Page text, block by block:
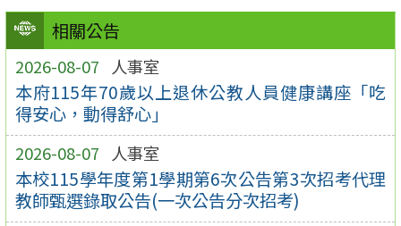
相關公告
2026-08-07 人事室
本府115年70歲以上退休公教人員健康講座「吃
得安心，動得舒心」
2026-08-07 人事室
本校115學年度第1學期第6次公告第3次招考代理
教師甄選錄取公告(一次公告分次招考)